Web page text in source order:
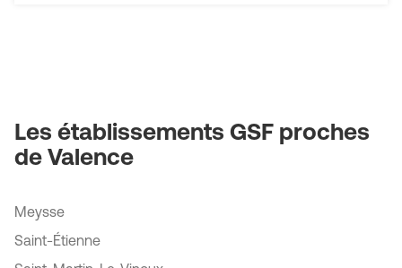
Les établissements GSF proches
de Valence
Meysse
Saint-Étienne